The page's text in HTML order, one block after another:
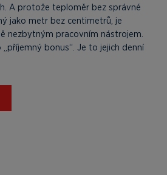
A protože teploměr bez správné
jako metr bez centimetrů, je
nezbytným pracovním nástrojem.
bonus“. Je to jejich denní